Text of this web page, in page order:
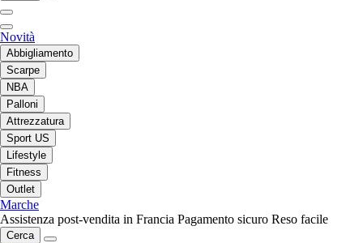
Novità
Abbigliamento
Scarpe
NBA
Palloni
Attrezzatura
Sport US
Lifestyle
Fitness
Outlet
Marche
Assistenza post-vendita in Francia Pagamento sicuro Reso facile
Cerca